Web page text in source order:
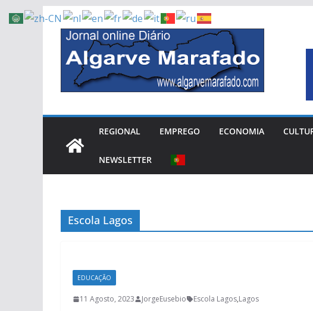
Skip
REGIONAL EMPREGO ECONOMIA
NEWSLETTER
Escola Lagos
EDUCAÇÃO
11 Agosto, 2023 JorgeEusebio Escola Lagos,Lagos